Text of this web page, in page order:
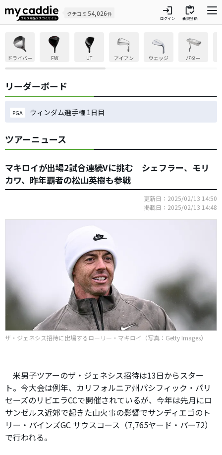
クチコミ 54,026件 login
ログイン
inventory
新規登録
ドライバー FW UT アイアン ウェッジ パター
リーダーボード
PGA ウィンダム選手権 1日目
ツアーニュース
マキロイが出場2試合連続Vに挑む シェフラー、モリ
カワ、昨年覇者の松山英樹も参戦
更新日：2025/02/13 14:50
掲載日：2025/02/13 14:48
ザ・ジェネシス招待に出場するローリー・マキロイ（写真：Getty Images）
米男子ツアーのザ・ジェネシス招待は13日からスター
ト。今大会は例年、カリフォルニア州パシフィック・パリ
セーズのリビエラCCで開催されているが、今年は先月にロ
サンゼルス近郊で起きた山火事の影響でサンディエゴのト
リー・パインズGC サウスコース（7,765ヤード・パー72）
で行われる。